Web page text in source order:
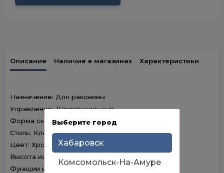
Описание Наличие в магазинах Характеристики
Назначение: Для раковины
Управление: Двухвентильные
Форма смесителя: Округлые
Стиль: Классика
Цвет: Хром
Высота излива: Средний
Функции излива: Стационарный
Выберите город
Хабаровск
Комсомольск-На-Амуре